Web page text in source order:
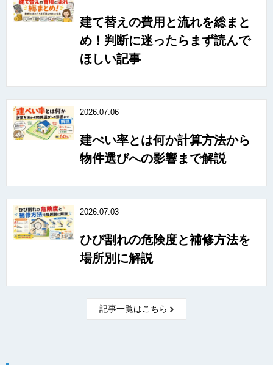
建て替えの費用と流れを総まと
め！判断に迷ったらまず読んで
ほしい記事
2026.07.06
建ぺい率とは何か計算方法から
物件選びへの影響まで解説
2026.07.03
ひび割れの危険度と補修方法を
場所別に解説
記事一覧はこちら